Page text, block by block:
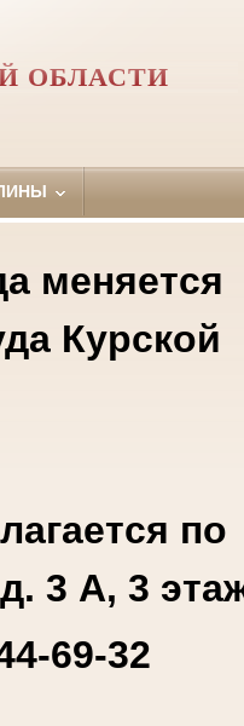
ОБЛАСТИ
меняется
Курской
по
3 А, 3
69-32